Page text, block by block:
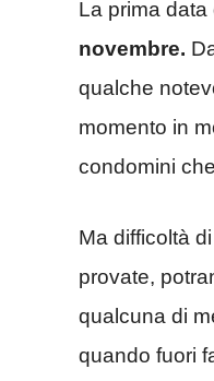
La prima
novembre.
qualche
momento in
condomini
Ma difficoltà
provate,
qualcuna di
quando fuori